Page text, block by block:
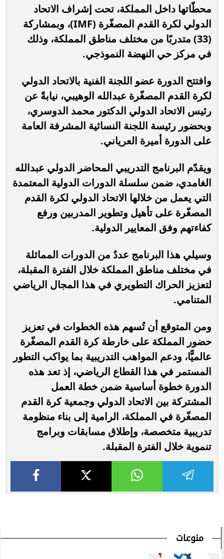
محطّاتها داخل المملكة، تحت إشراف الاتحاد
الدولي لكرة القدم المصغّرة (IMF)، وبمشاركة
(33) متدربًا من مختلف مناطق المملكة، وذلك
في مركز حي النهضة النموذجي.
وافتتح الدورة عضو اللجنة الفنية بالاتحاد الدولي
لكرة القدم المصغّرة عبدالله الوهيبي، نيابةً عن
رئيس الاتحاد الدولي الدكتور محمد الدوسري،
وبحضور رئيسة اللجنة النسائية المشرفة العامة
على الدورة أميرة العرياني.
ويقدّم البرنامج التدريبي المحاضر الدولي عبدالله
الغامدي، ضمن سلسلة الدورات الدولية المعتمدة
التي يعمل من خلالها الاتحاد الدولي لكرة القدم
المصغّرة على تأهيل وتطوير المدربين ورفع
كفاءتهم وفق المعايير الدولية.
وسيلي هذا البرنامج عددٌ من الدورات المماثلة
في مختلف مناطق المملكة خلال الفترة المقبلة،
لتعزيز الحراك التطويري في هذا المجال الرياضي
المتنامي.
ومن المتوقع أن تُسهم هذه الخطوات في تعزيز
حضور المملكة على خارطة كرة القدم المصغّرة
عالميًّا، ودعم المواهب التدريبية بما يواكب التطور
المستمر في هذا القطاع الرياضي، إذ تعد هذه
الدورة خطوة أساسية ضمن خطة العمل
المشتركة بين الاتحاد الدولي وجمعية كرة القدم
المصغّرة في المملكة، الرامية إلى بناء منظومة
تدريبية متخصصة، وإطلاق مسابقات وبرامج
تنموية خلال الفترة المقبلة.
منوعات